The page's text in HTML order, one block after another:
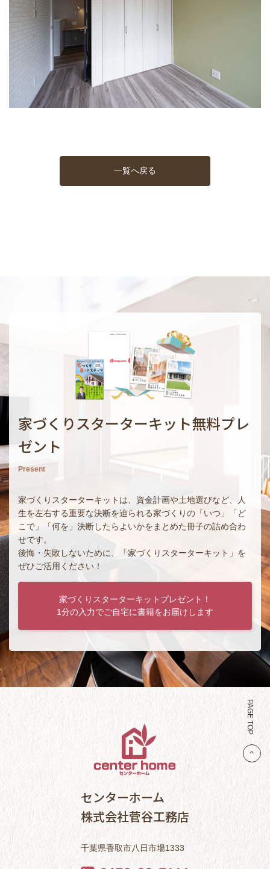
一覧へ戻る
家づくりスターターキット無料プレ
ゼント
Present
家づくりスターターキットは、資金計画や土地選びなど、人
生を左右する重要な決断を迫られる家づくりの「いつ」「ど
こで」「何を」決断したらよいかをまとめた冊子の詰め合わ
せです。
後悔・失敗しないために、「家づくりスターターキット」を
ぜひご活用ください！
家づくりスターターキットプレゼント！
1分の入力でご自宅に書籍をお届けします
PAGE TOP
センターホーム
株式会社菅谷工務店
千葉県香取市八日市場1333